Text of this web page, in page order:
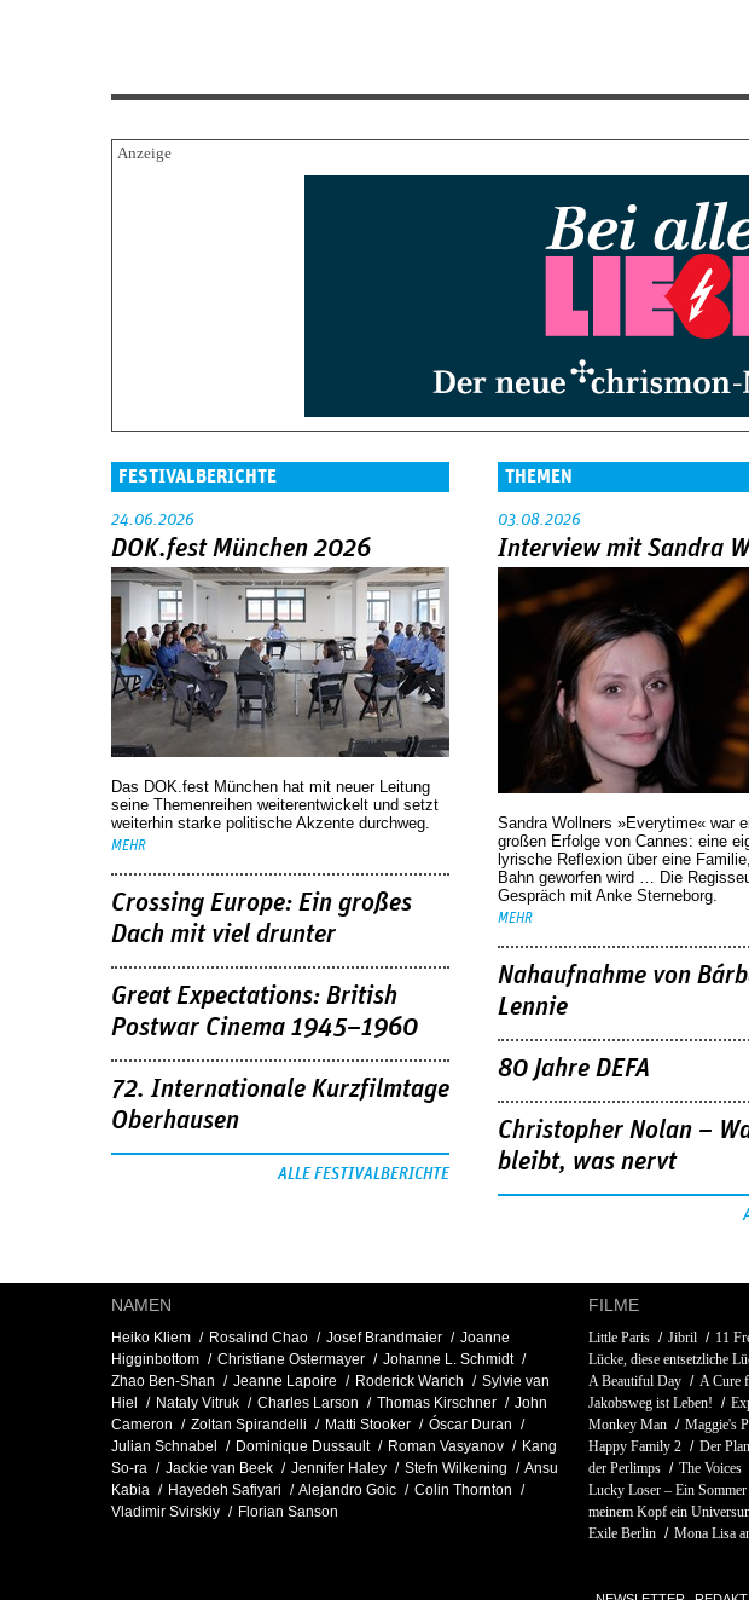
FESTIVALBERICHTE
24.06.2026
DOK.fest München 2026
Das DOK.fest München hat mit neuer Leitung
seine Themenreihen weiterentwickelt und setzt
weiterhin starke politische Akzente durchweg.
MEHR
Crossing Europe: Ein großes
Dach mit viel drunter
Great Expectations: British
Postwar Cinema 1945–1960
72. Internationale Kurzfilmtage
Oberhausen
ALLE FESTIVALBERICHTE
THEMEN
03.08.2026
Interview mit Sandra
Sandra Wollners »Everytime« war
großen Erfolge von Cannes: eine
lyrische Reflexion über eine
Bahn geworfen wird … Die
Gespräch mit Anke Sterneborg.
MEHR
Nahaufnahme von
Lennie
80 Jahre DEFA
Christopher Nolan –
bleibt, was nervt
NAMEN
Heiko Kliem Rosalind Chao Josef Brandmaier
Joanne
Higginbottom
Christiane Ostermayer
Johanne L. Schmidt
Zhao Ben-Shan
Jeanne Lapoire Roderick Warich
Sylvie van
Hiel
Nataly Vitruk Charles Larson Thomas Kirschner
John
Cameron
Zoltan Spirandelli Matti Stooker
Óscar Duran
Julian Schnabel
Dominique Dussault Roman Vasyanov
Kang
So-ra
Jackie van Beek Jennifer Haley Stefn Wilkening
Ansu
Kabia
Hayedeh Safiyari Alejandro Goic
Colin Thornton
Vladimir Svirskiy
Florian Sanson
FILME
Little Paris Jibril 11
Lücke, diese entsetzliche
A Beautiful Day
A Cure
Jakobsweg ist Leben!
Monkey Man
Maggie's
Happy Family 2
Der Plan
der Perlimps
The Voices
Lucky Loser – Ein
meinem Kopf ein
Exile Berlin
Mona Lisa